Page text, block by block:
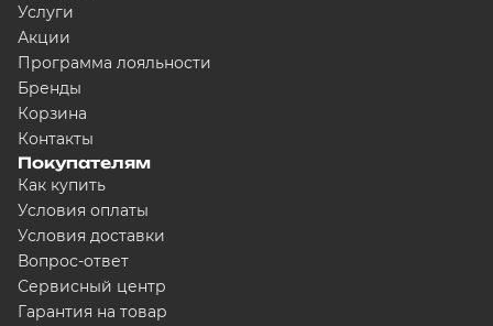
Для клиентов всех банков
Услуги
Акции
Программа лояльности
Бренды
Корзина
Контакты
Покупателям
Как купить
Условия оплаты
Условия доставки
Вопрос-ответ
Сервисный центр
Гарантия на товар